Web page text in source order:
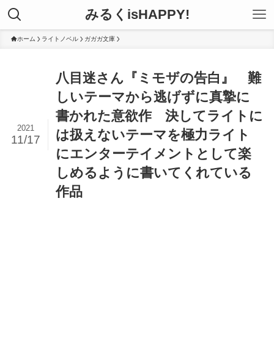
みるくisHAPPY!
ホーム ライトノベル ガガガ文庫
八目迷さん『ミモザの告白』 難
しいテーマから逃げずに真摯に
書かれた意欲作 決してライトに
は扱えないテーマを極力ライト
にエンターテイメントとして楽
しめるように書いてくれている
作品
2021
11/17